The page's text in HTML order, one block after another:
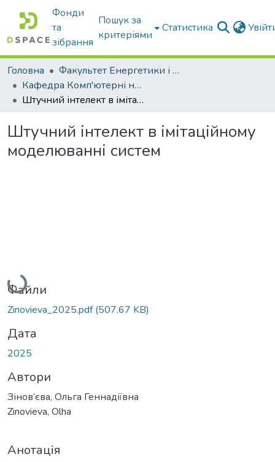
Фонди
та
зібрання
Пошук за
критеріями
Статистика
Головна
Факультет Енергетики і комп'ютерних технологій
Кафедра Комп'ютерні науки
Штучний інтелект в імітаційному моделюванні систем
Штучний інтелект в імітаційному
моделюванні систем
Вантажиться...
Файли
Zinovieva_2025.pdf(507.67 KB)
Дата
2025
Автори
Зінов’єва, Ольга Геннадіївна
Zinovieva, Olha
Анотація